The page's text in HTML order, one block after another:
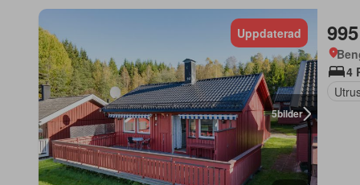
5bilder
Uppdaterad
4